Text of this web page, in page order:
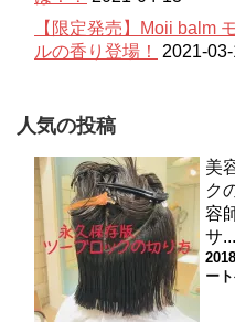
【限定発売】Moii balm
ルの香り登場！
2021-
人気の投稿
美
ク
容
サ...
ー